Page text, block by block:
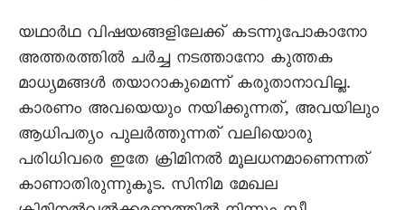
യഥാർഥ വിഷയങ്ങളിലേക്ക് കടന്നുപോകാനോ
അത്തരത്തിൽ ചർച്ച നടത്താനോ കുത്തക
മാധ്യമങ്ങൾ തയാറാകുമെന്ന് കരുതാനാവില്ല.
കാരണം അവയെയും നയിക്കുന്നത്, അവയിലും
ആധിപത്യം പുലർത്തുന്നത് വലിയൊരു
പരിധിവരെ ഇതേ ക്രിമിനൽ മൂലധനമാണെന്നത്
കാണാതിരുന്നുകൂട. സിനിമ മേഖല